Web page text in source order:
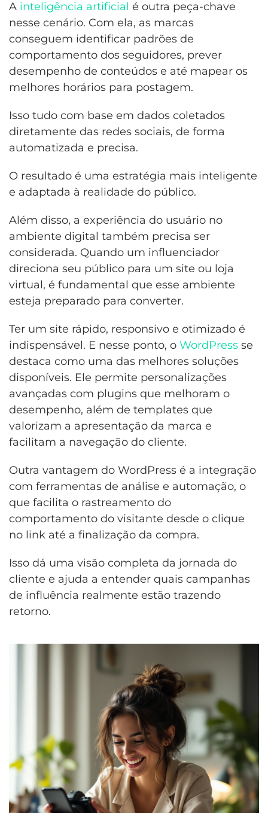
A inteligência artificial é outra peça-chave
nesse cenário. Com ela, as marcas
conseguem identificar padrões de
comportamento dos seguidores, prever
desempenho de conteúdos e até mapear os
melhores horários para postagem.
Isso tudo com base em dados coletados
diretamente das redes sociais, de forma
automatizada e precisa.
O resultado é uma estratégia mais inteligente
e adaptada à realidade do público.
Além disso, a experiência do usuário no
ambiente digital também precisa ser
considerada. Quando um influenciador
direciona seu público para um site ou loja
virtual, é fundamental que esse ambiente
esteja preparado para converter.
Ter um site rápido, responsivo e otimizado é
indispensável. E nesse ponto, o WordPress se
destaca como uma das melhores soluções
disponíveis. Ele permite personalizações
avançadas com plugins que melhoram o
desempenho, além de templates que
valorizam a apresentação da marca e
facilitam a navegação do cliente.
Outra vantagem do WordPress é a integração
com ferramentas de análise e automação, o
que facilita o rastreamento do
comportamento do visitante desde o clique
no link até a finalização da compra.
Isso dá uma visão completa da jornada do
cliente e ajuda a entender quais campanhas
de influência realmente estão trazendo
retorno.